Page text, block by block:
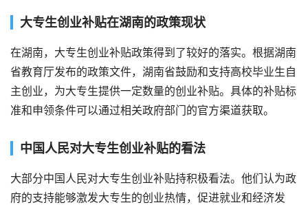
大专生创业补贴在湖南的政策现状
在湖南，大专生创业补贴政策得到了较好的落实。根据湖南
省教育厅发布的政策文件，湖南省鼓励和支持高校毕业生自
主创业，为大专生提供一定数量的创业补贴。具体的补贴标
准和申领条件可以通过相关政府部门的官方渠道获取。
中国人民对大专生创业补贴的看法
大部分中国人民对大专生创业补贴持积极看法。他们认为政
府的支持能够激发大专生的创业热情，促进就业和经济发